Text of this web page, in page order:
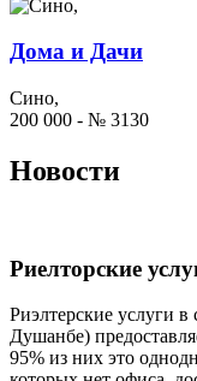
Дома и Дачи
Сино,
200 000 - № 3130
Новости
Риелторские
Риэлтерские услуги
Душанбе)
95% из них это